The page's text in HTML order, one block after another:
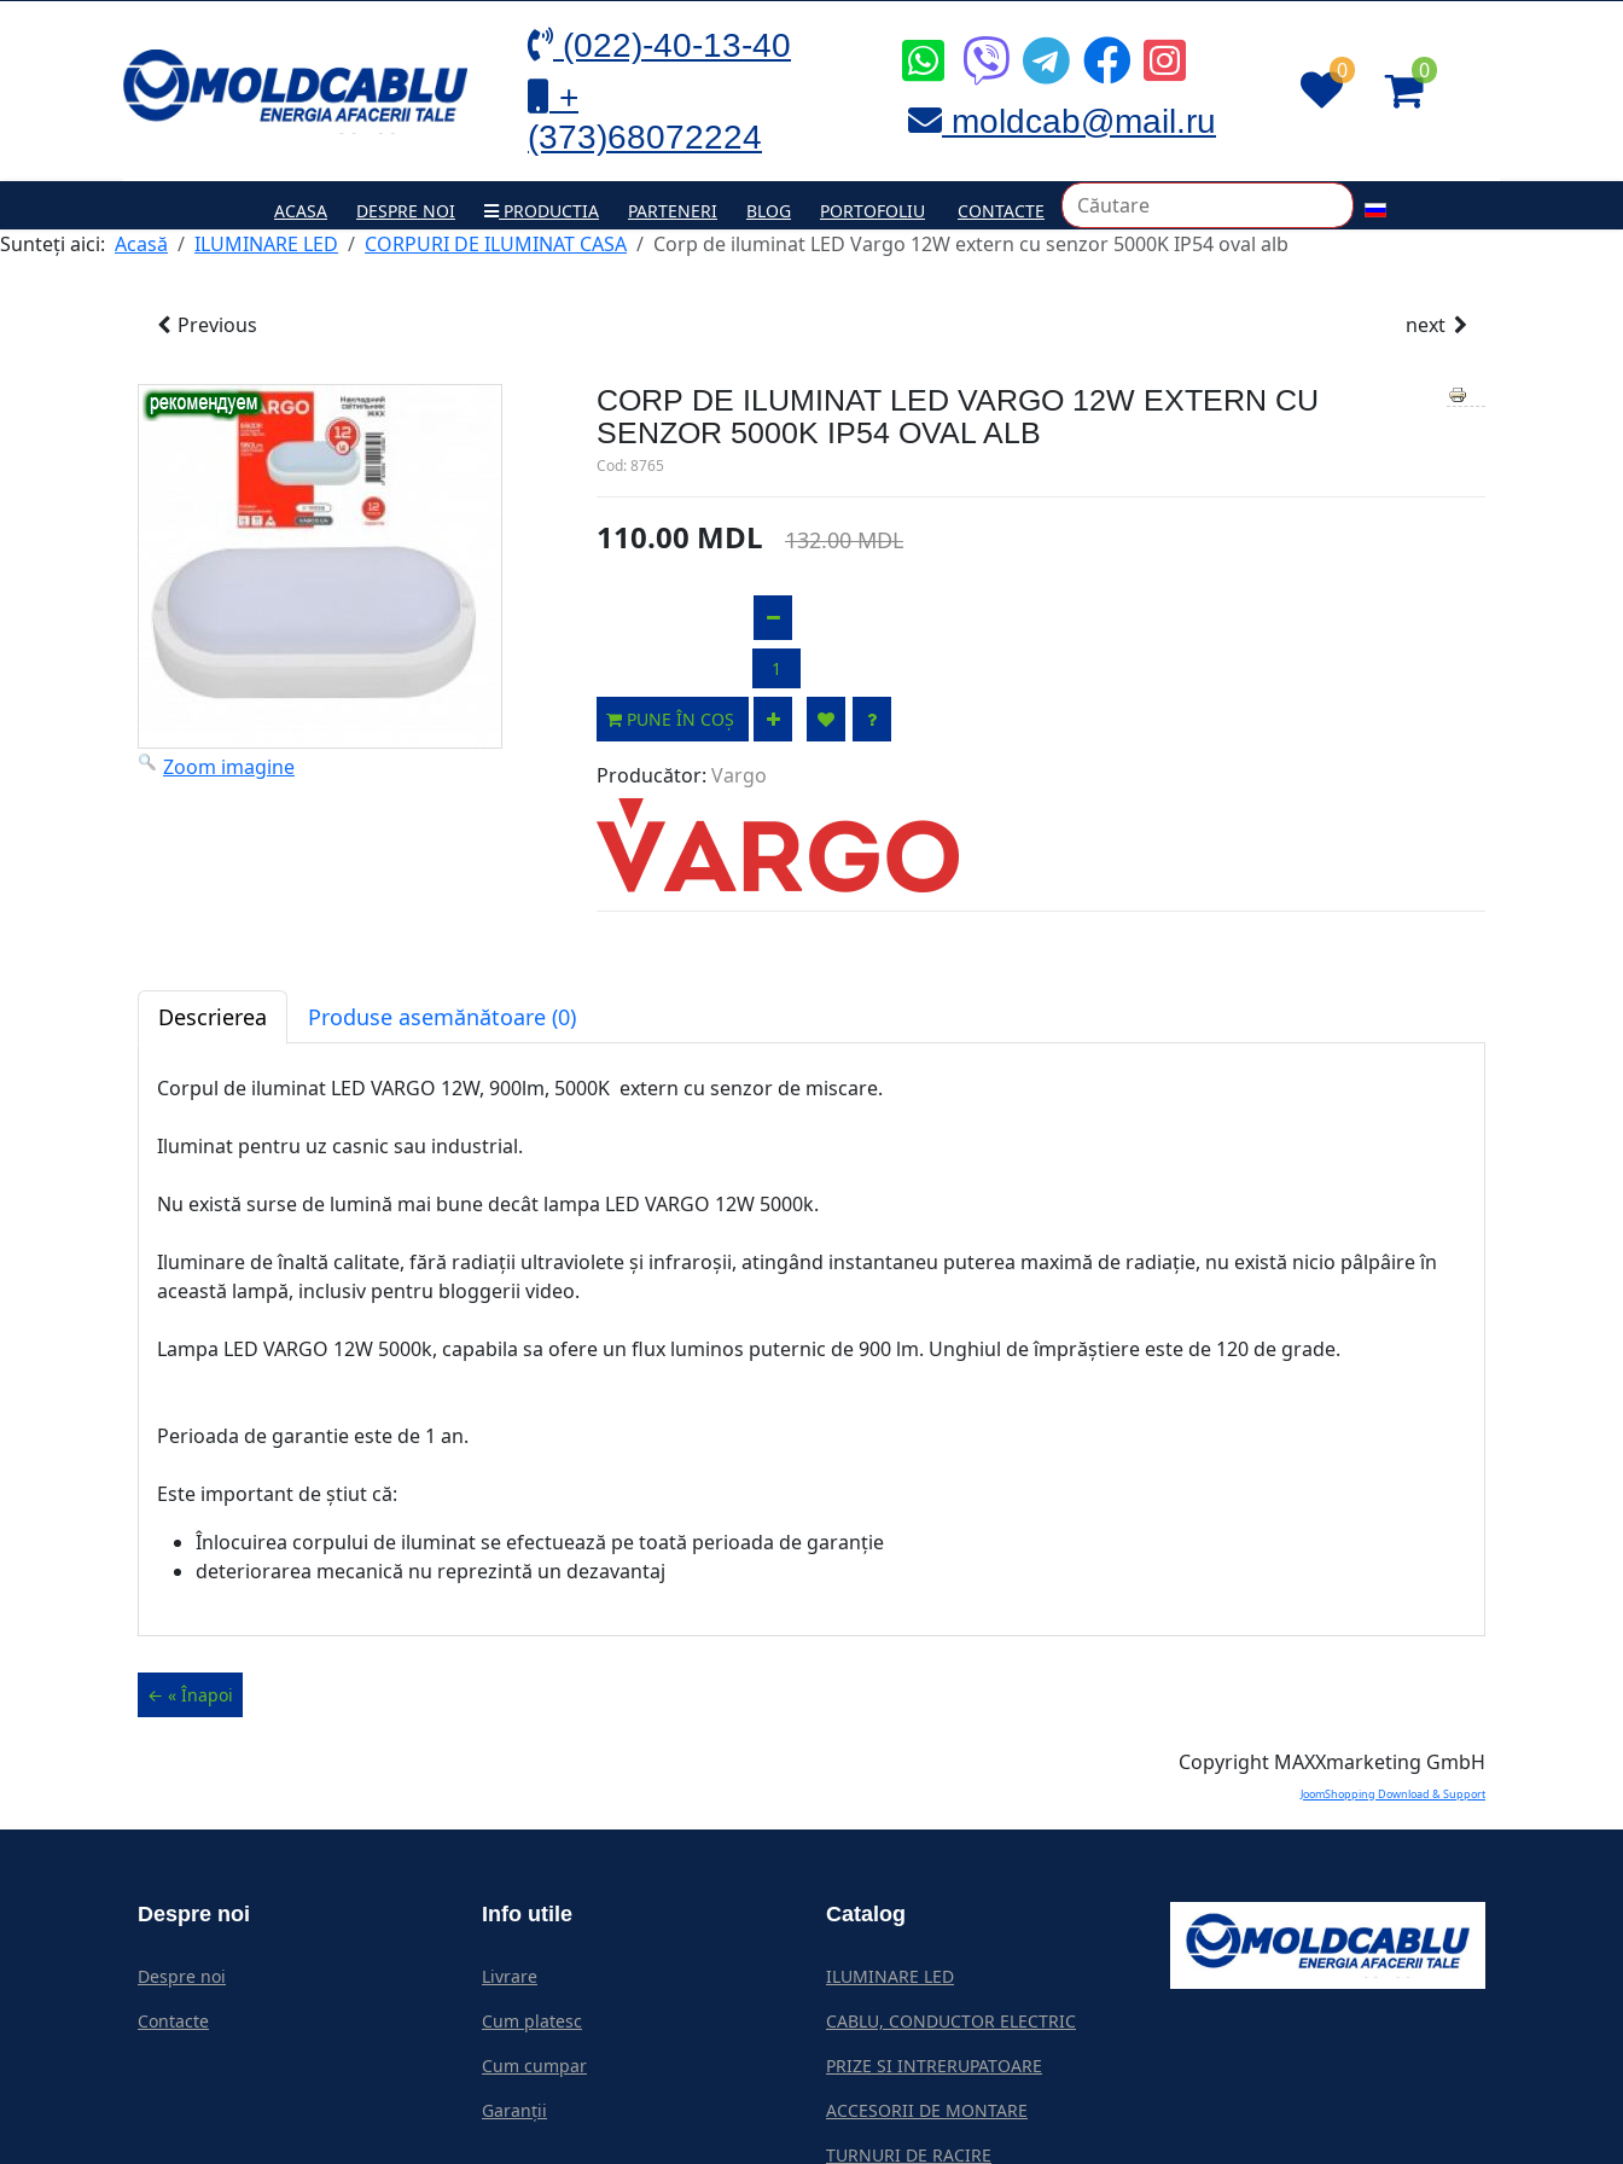
(022)-40-13-40
+
(373)68072224
moldcab@mail.ru
0 0
ACASA DESPRE NOI PRODUCTIA PARTENERI BLOG PORTOFOLIU CONTACTE
Sunteți aici: Acasă ILUMINARE LED CORPURI DE ILUMINAT CASA Corp de iluminat LED Vargo 12W extern cu senzor 5000K IP54 oval alb
Previous next
Zoom imagine
CORP DE ILUMINAT LED VARGO 12W EXTERN CU
SENZOR 5000K IP54 OVAL ALB
Cod:8765
110.00 MDL 132.00 MDL
PUNE ÎN COȘ
Producător: Vargo
Descrierea Produse asemănătoare (0)
Corpul de iluminat LED VARGO 12W, 900lm, 5000K extern cu senzor de miscare.
Iluminat pentru uz casnic sau industrial.
Nu există surse de lumină mai bune decât lampa LED VARGO 12W 5000k.
Iluminare de înaltă calitate, fără radiații ultraviolete și infraroșii, atingând instantaneu puterea maximă de radiație, nu există nicio pâlpâire în
această lampă, inclusiv pentru bloggerii video.
Lampa LED VARGO 12W 5000k, capabila sa ofere un flux luminos puternic de 900 lm. Unghiul de împrăștiere este de 120 de grade.
Perioada de garantie este de 1 an.
Este important de știut că:
Înlocuirea corpului de iluminat se efectuează pe toată perioada de garanție
deteriorarea mecanică nu reprezintă un dezavantaj
Copyright MAXXmarketing GmbH
JoomShopping Download & Support
Despre noi
Despre noi
Contacte
Info utile
Livrare
Cum platesc
Cum cumpar
Garanții
Catalog
ILUMINARE LED
CABLU, CONDUCTOR ELECTRIC
PRIZE SI INTRERUPATOARE
ACCESORII DE MONTARE
TURNURI DE RACIRE